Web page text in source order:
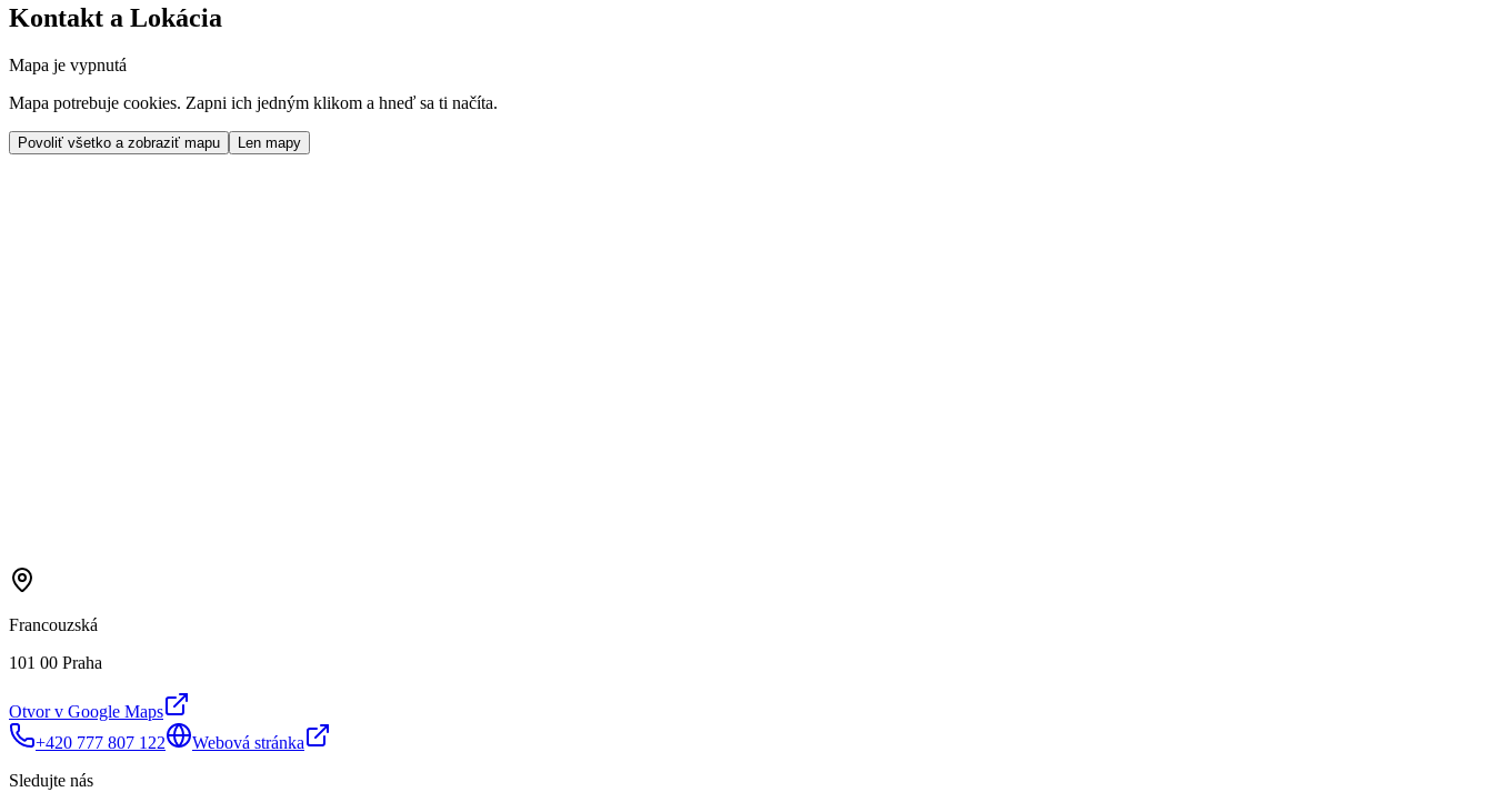
Kontakt a Lokácia
Mapa je vypnutá
Mapa potrebuje cookies. Zapni ich jedným klikom a hneď sa ti načíta.
Povoliť všetko a zobraziť mapu Len mapy
Francouzská
101 00 Praha
Otvor v Google Maps
+420 777 807 122
Webová stránka
Sledujte nás